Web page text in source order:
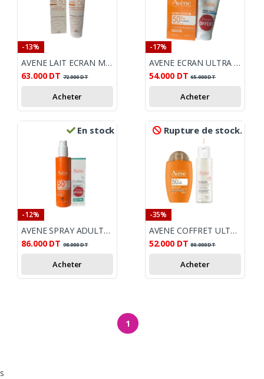
-13%
AVENE LAIT ECRAN MINERAL SPF50+ 100ML
63.000 DT 72.000DT
Acheter
-17%
AVENE ECRAN ULTRA FLUID INVISIBLE SPF50+ 50ML + APRES SOLEIL OFFERT
54.000 DT 65.000DT
Acheter
En stock
-12%
AVENE SPRAY ADULTE SPF50+ 200ML+ CREME CICALFATE+ 40ML OFFERTE
86.000 DT 98.000DT
Acheter
Rupture de stock.
-35%
AVENE COFFRET ULTRA FLUIDE PERFECTEUR TEINTEE SPF50 50ML+ EAU MICELLAIRE 100ML OFFERTE
52.000 DT 80.000DT
Acheter
1
s